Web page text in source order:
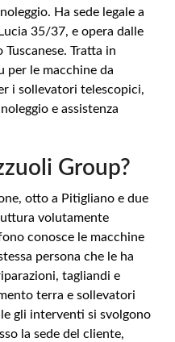
Ha sede legale a
35/37, e opera dalle
Tratta in
per le macchine da
i sollevatori telescopici,
e assistenza
Group?
otto a Pitigliano e due
volutamente
conosce le macchine
persona che le ha
tagliandi e
terra e sollevatori
gli interventi si svolgono
la sede del cliente,